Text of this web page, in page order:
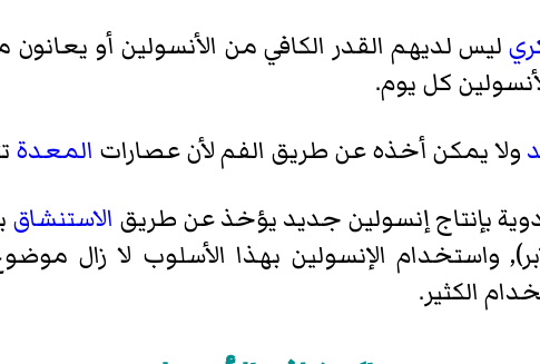
ليس لديهم القدر الكافي من الأنسولين أو
كل يوم.
ولا يمكن أخذه عن طريق الفم لأن عصارات المعدة
الاستنشاق
واستخدام الإنسولين بهذا الأسلوب لا زال
الكثير.